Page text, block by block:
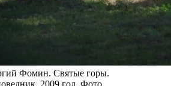
Фомин. Святые горы.
2009 год. Фото